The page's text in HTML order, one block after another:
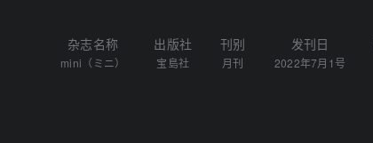
杂志名称
mini（ミニ）
出版社
宝島社
刊别
月刊
发刊日
2022年7月1号